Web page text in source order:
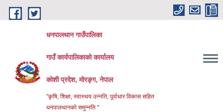
Skip to main content
धनपालथान गाउँपालिका
गाउँ कार्यपालिकाको कार्यालय
कोशी प्रदेश, मोरङ्ग, नेपाल
"कृषि, शिक्षा, स्वास्थय उन्नति, पूर्वाधार विकास सहित
धनपालथानको समुन्नति "